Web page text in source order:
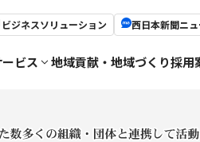
ビジネスソリューション 西日本新聞ニ
ビス 地域貢献・地域づくり採用